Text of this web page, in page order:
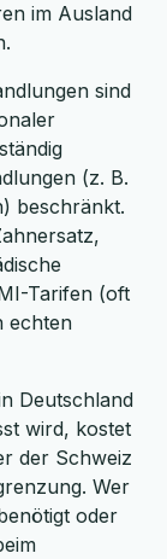
im Ausland
sind
(z. B.
beschränkt.
Tarifen (oft
echten
Deutschland
wird, kostet
der Schweiz
Wer
oder